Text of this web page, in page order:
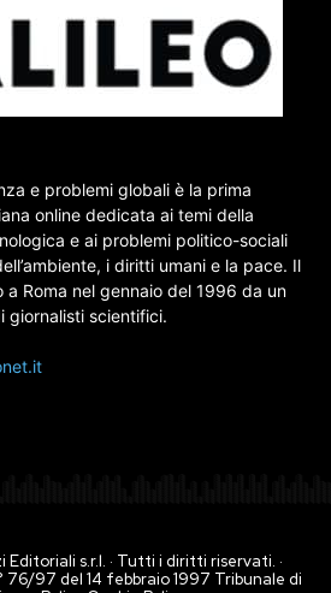
e problemi globali è la prima
online dedicata ai temi della
e ai problemi politico-sociali
i diritti umani e la pace. Il
Roma nel gennaio del 1996 da un
giornalisti scientifici.
s.r.l. · Tutti i diritti riservati. ·
76/97 del 14 febbraio 1997 Tribunale di